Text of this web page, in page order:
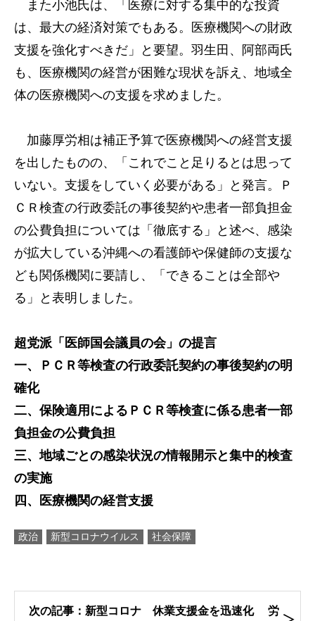
また小池氏は、「医療に対する集中的な投資
は、最大の経済対策でもある。医療機関への財政
支援を強化すべきだ」と要望。羽生田、阿部両氏
も、医療機関の経営が困難な現状を訴え、地域全
体の医療機関への支援を求めました。
加藤厚労相は補正予算で医療機関への経営支援
を出したものの、「これでこと足りるとは思って
いない。支援をしていく必要がある」と発言。Ｐ
ＣＲ検査の行政委託の事後契約や患者一部負担金
の公費負担については「徹底する」と述べ、感染
が拡大している沖縄への看護師や保健師の支援な
ども関係機関に要請し、「できることは全部や
る」と表明しました。
超党派「医師国会議員の会」の提言
一、ＰＣＲ等検査の行政委託契約の事後契約の明
確化
二、保険適用によるＰＣＲ等検査に係る患者一部
負担金の公費負担
三、地域ごとの感染状況の情報開示と集中的検査
の実施
四、医療機関の経営支援
政治 新型コロナウイルス 社会保障
次の記事：新型コロナ 休業支援金を迅速化 労